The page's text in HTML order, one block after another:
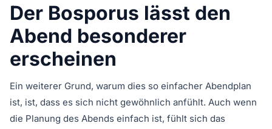
Der Bosporus lässt den
Abend besonderer
erscheinen
Ein weiterer Grund, warum dies so einfacher Abendplan
ist, ist, dass es sich nicht gewöhnlich anfühlt. Auch wenn
die Planung des Abends einfach ist, fühlt sich das